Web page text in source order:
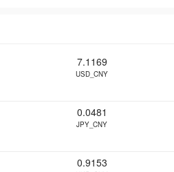
7.1169
USD_CNY
0.0481
JPY_CNY
0.9153